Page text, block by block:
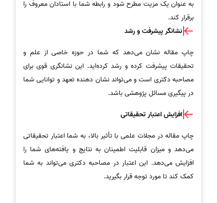
به عنوان یک مزیت مطرح شود و رابطه شما با استادان معروف را
برقرار کند.
نشانگر پیشرفت و رشد
چاپ مقاله نشان می‌دهد که شما در حوزه خاصی از علم و
تحقیقات پیشرفت کرده و رشد کرده‌اید. این نشانگری قوی برای
مصاحبه دکتری است و می‌تواند نشان دهنده تعهد و توانایی شما
در پیگیری مسائل پژوهشی باشد.
افزایش اعتبار تحقیقاتی
چاپ مقاله در مجلات علمی با تأثیر بالا، به شما اعتبار تحقیقاتی
می‌دهد و میزان قابلیت اطمینان به نتایج و یافته‌های شما را
افزایش می‌دهد. این اعتبار در مصاحبه دکتری می‌تواند به شما
کمک کند تا مورد توجه قرار بگیرید.